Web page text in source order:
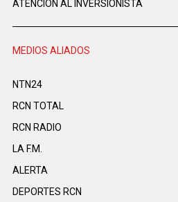
ATENCIÓN AL INVERSIONISTA
MEDIOS ALIADOS
NTN24
RCN TOTAL
RCN RADIO
LA F.M.
ALERTA
DEPORTES RCN